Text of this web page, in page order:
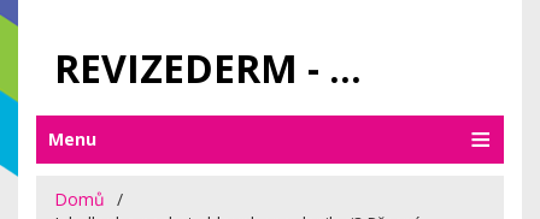
REVIZEDERM - PÉČE O KŮŽI A KOSMETIKA
Menu
Domů